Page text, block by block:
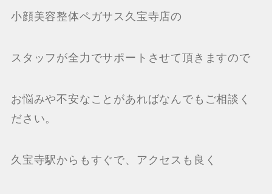
小顔美容整体ペガサス久宝寺店の
スタッフが全力でサポートさせて頂きますので
お悩みや不安なことがあればなんでもご相談く
ださい。
久宝寺駅からもすぐで、アクセスも良く